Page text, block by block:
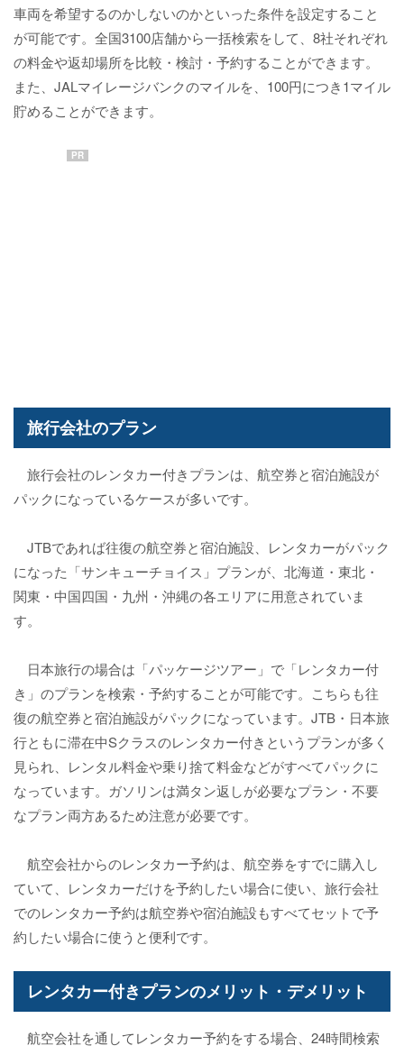
車両を希望するのかしないのかといった条件を設定すること
が可能です。全国3100店舗から一括検索をして、8社それぞれ
の料金や返却場所を比較・検討・予約することができます。
また、JALマイレージバンクのマイルを、100円につき1マイル
貯めることができます。
PR
旅行会社のプラン
旅行会社のレンタカー付きプランは、航空券と宿泊施設が
パックになっているケースが多いです。
JTBであれば往復の航空券と宿泊施設、レンタカーがパック
になった「サンキューチョイス」プランが、北海道・東北・
関東・中国四国・九州・沖縄の各エリアに用意されていま
す。
日本旅行の場合は「パッケージツアー」で「レンタカー付
き」のプランを検索・予約することが可能です。こちらも往
復の航空券と宿泊施設がパックになっています。JTB・日本旅
行ともに滞在中Sクラスのレンタカー付きというプランが多く
見られ、レンタル料金や乗り捨て料金などがすべてパックに
なっています。ガソリンは満タン返しが必要なプラン・不要
なプラン両方あるため注意が必要です。
航空会社からのレンタカー予約は、航空券をすでに購入し
ていて、レンタカーだけを予約したい場合に使い、旅行会社
でのレンタカー予約は航空券や宿泊施設もすべてセットで予
約したい場合に使うと便利です。
レンタカー付きプランのメリット・デメリット
航空会社を通してレンタカー予約をする場合、24時間検索